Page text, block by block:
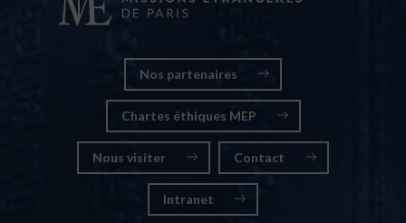
Nos partenaires
Chartes éthiques MEP
Nous visiter Contact
Intranet